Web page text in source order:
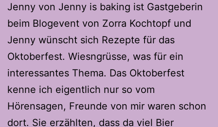
Jenny von Jenny is baking ist Gastgeberin
beim Blogevent von Zorra Kochtopf und
Jenny wünscht sich Rezepte für das
Oktoberfest. Wiesngrüsse, was für ein
interessantes Thema. Das Oktoberfest
kenne ich eigentlich nur so vom
Hörensagen, Freunde von mir waren schon
dort. Sie erzählten, dass da viel Bier